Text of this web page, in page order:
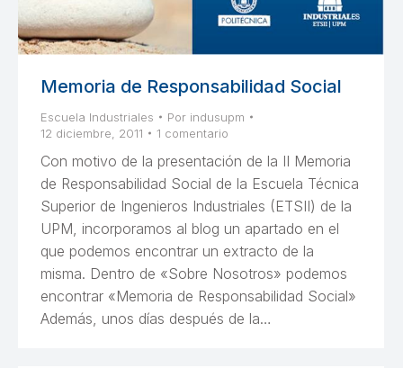
Memoria de Responsabilidad Social
Escuela Industriales Por indusupm
12 diciembre, 2011
1 comentario
Con motivo de la presentación de la II Memoria
de Responsabilidad Social de la Escuela Técnica
Superior de Ingenieros Industriales (ETSII) de la
UPM, incorporamos al blog un apartado en el
que podemos encontrar un extracto de la
misma. Dentro de «Sobre Nosotros» podemos
encontrar «Memoria de Responsabilidad Social»
Además, unos días después de la…